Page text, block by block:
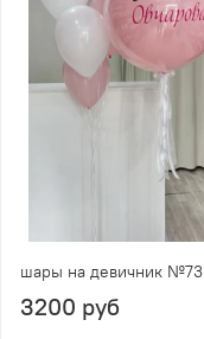
шары на девичник №73
3200 руб